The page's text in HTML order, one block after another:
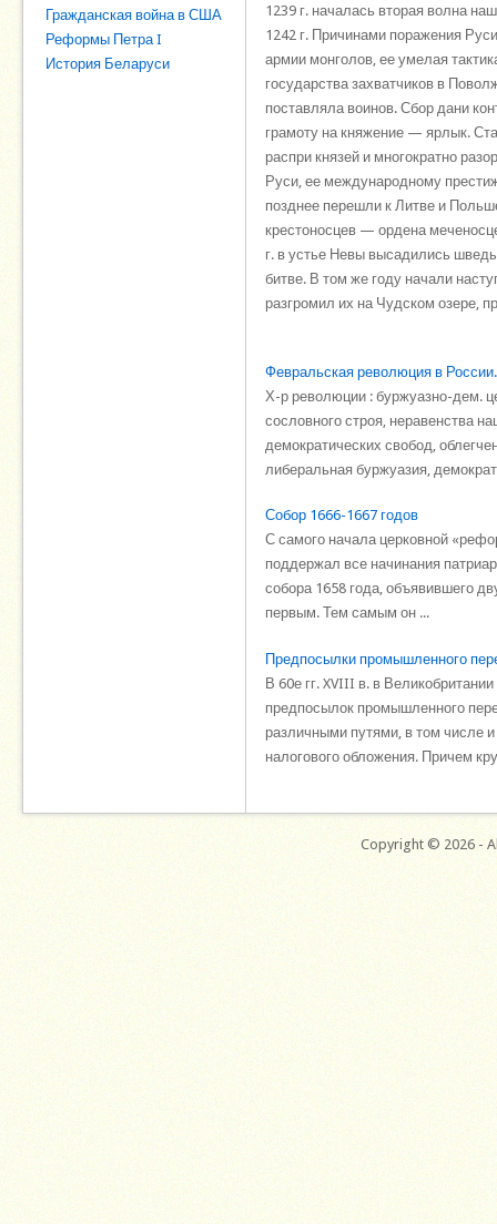
Гражданская война в США
Реформы Петра I
История Беларуси
1239 г. началась вторая волна
1242 г. Причинами поражения
армии монголов, ее умелая
государства захватчиков в
поставляла воинов. Сбор дани
грамоту на княжение — ярлык.
распри князей и многократно
Руси, ее международному
позднее перешли к Литве и
крестоносцев — ордена
г. в устье Невы высадились
битве. В том же году начали
разгромил их на Чудском озере,
Февральская революция в
Х-р революции : буржуазно-дем.
сословного строя, неравенства
демократических свобод,
либеральная буржуазия,
Собор 1666-1667 годов
С самого начала церковной
поддержал все начинания
собора 1658 года, объявившего
первым. Тем самым он ...
Предпосылки промышленного
В 60е гг. XVIII в. в
предпосылок промышленного
различными путями, в том числе
налогового обложения. Причем
Copyright © 2026 -